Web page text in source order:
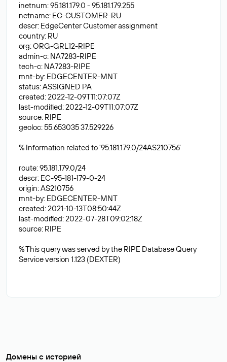
inetnum: 95.181.179.0 - 95.181.179.255
netname: EC-CUSTOMER-RU
descr: EdgeCenter Customer assignment
country: RU
org: ORG-GRL12-RIPE
admin-c: NA7283-RIPE
tech-c: NA7283-RIPE
mnt-by: EDGECENTER-MNT
status: ASSIGNED PA
created: 2022-12-09T11:07:07Z
last-modified: 2022-12-09T11:07:07Z
source: RIPE
geoloc: 55.653035 37.529226
% Information related to '95.181.179.0/24AS210756'
route: 95.181.179.0/24
descr: EC-95-181-179-0-24
origin: AS210756
mnt-by: EDGECENTER-MNT
created: 2021-10-13T08:50:44Z
last-modified: 2022-07-28T09:02:18Z
source: RIPE
% This query was served by the RIPE Database Query
Service version 1.123 (DEXTER)
Домены с историей